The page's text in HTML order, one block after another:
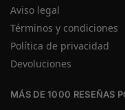
Aviso legal
Términos y condiciones
Política de privacidad
Devoluciones
MÁS DE 1000 RESEÑAS